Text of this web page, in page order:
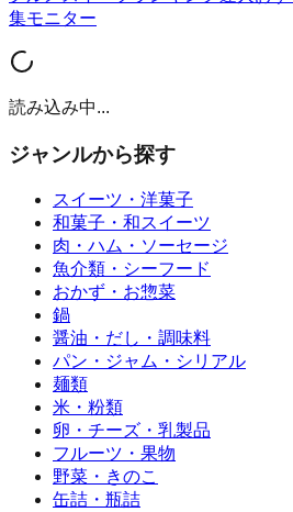
集モニター
読み込み中...
ジャンルから探す
スイーツ・洋菓子
和菓子・和スイーツ
肉・ハム・ソーセージ
魚介類・シーフード
おかず・お惣菜
鍋
醤油・だし・調味料
パン・ジャム・シリアル
麺類
米・粉類
卵・チーズ・乳製品
フルーツ・果物
野菜・きのこ
缶詰・瓶詰